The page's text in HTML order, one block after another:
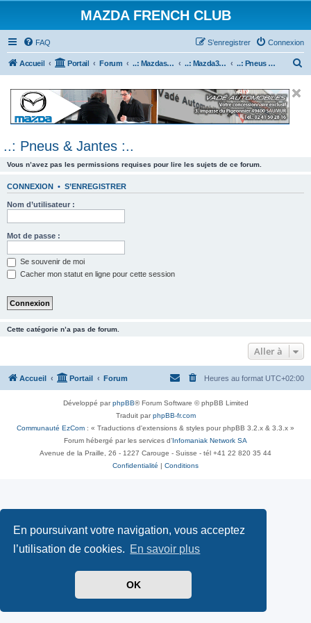
En poursuivant votre navigation, vous acceptez
l’utilisation de cookies. En savoir plus
OK
MAZDA FRENCH CLUB
FAQ Connexion
S’enregistrer
Accueil Portail Forum ..: Mazdaspeed & MPS :.. ..: Mazda3 MPS & Mazdaspeed 3 :.. ..: Pneus & Jantes :..
e
..: Pneus & Jantes :..
Vous n’avez pas les permissions requises pour lire les sujets de ce forum.
CONNEXION • S’ENREGISTRER
Nom d’utilisateur :
Mot de passe :
Se souvenir de moi
Cacher mon statut en ligne pour cette session
Cette catégorie n’a pas de forum.
Aller à
Accueil Portail Forum Heures au format UTC+02:00
Développé parphpBB® Forum Software © phpBB Limited
Traduit parphpBB-fr.com
Communauté EzCom : « Traductions d'extensions & styles pour phpBB 3.2.x & 3.3.x »
Forum hébergé par les services d’ Infomaniak Network SA
Avenue de la Praille, 26 - 1227 Carouge - Suisse - tél +41 22 820 35 44
Confidentialité
Conditions